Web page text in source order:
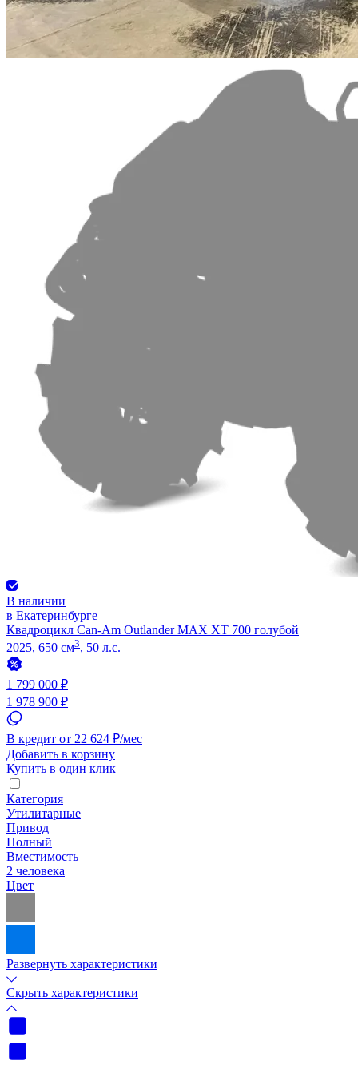
В наличии
в Екатеринбурге
Квадроцикл Can-Am Outlander MAX XT 700 голубой
2025, 650 см3, 50 л.с.
1 799 000 ₽
1 978 900 ₽
В кредит от 22 624 ₽/мес
Добавить в корзину
Купить в один клик
Категория
Утилитарные
Привод
Полный
Вместимость
2 человека
Цвет
Развернуть характеристики
Скрыть характеристики